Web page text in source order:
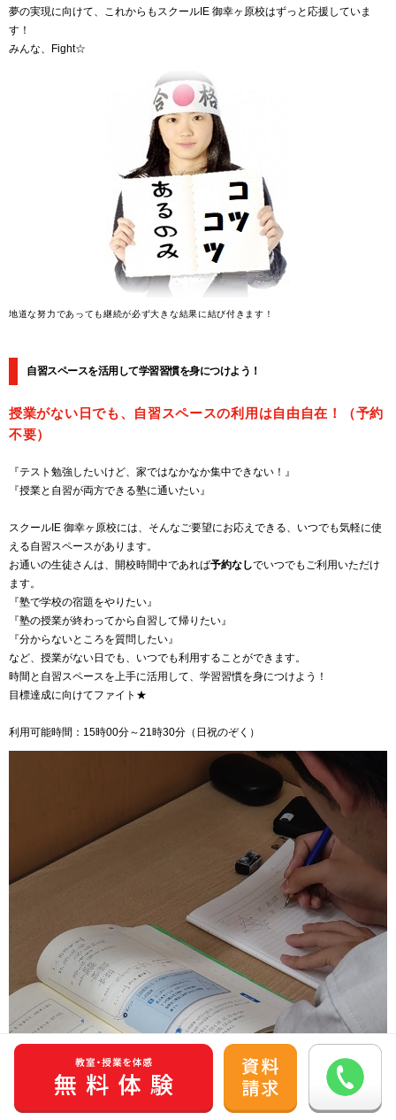
地道な努力であっても継続が必ず大きな結果に結び付きます！
夢の実現に向けて、これからもスクールIE 御幸ヶ原校はずっと応援していま
す！
みんな、Fight☆
自習スペースを活用して学習習慣を身につけよう！
授業がない日でも、自習スペースの利用は自由自在！（予約
不要）
『テスト勉強したいけど、家ではなかなか集中できない！』
『授業と自習が両方できる塾に通いたい』
スクールIE 御幸ヶ原校には、そんなご要望にお応えできる、いつでも気軽に使
える自習スペースがあります。
お通いの生徒さんは、開校時間中であれば予約なしでいつでもご利用いただけ
ます。
『塾で学校の宿題をやりたい』
『塾の授業が終わってから自習して帰りたい』
『分からないところを質問したい』
など、授業がない日でも、いつでも利用することができます。
時間と自習スペースを上手に活用して、学習習慣を身につけよう！
目標達成に向けてファイト★
利用可能時間：15時00分～21時30分（日祝のぞく）